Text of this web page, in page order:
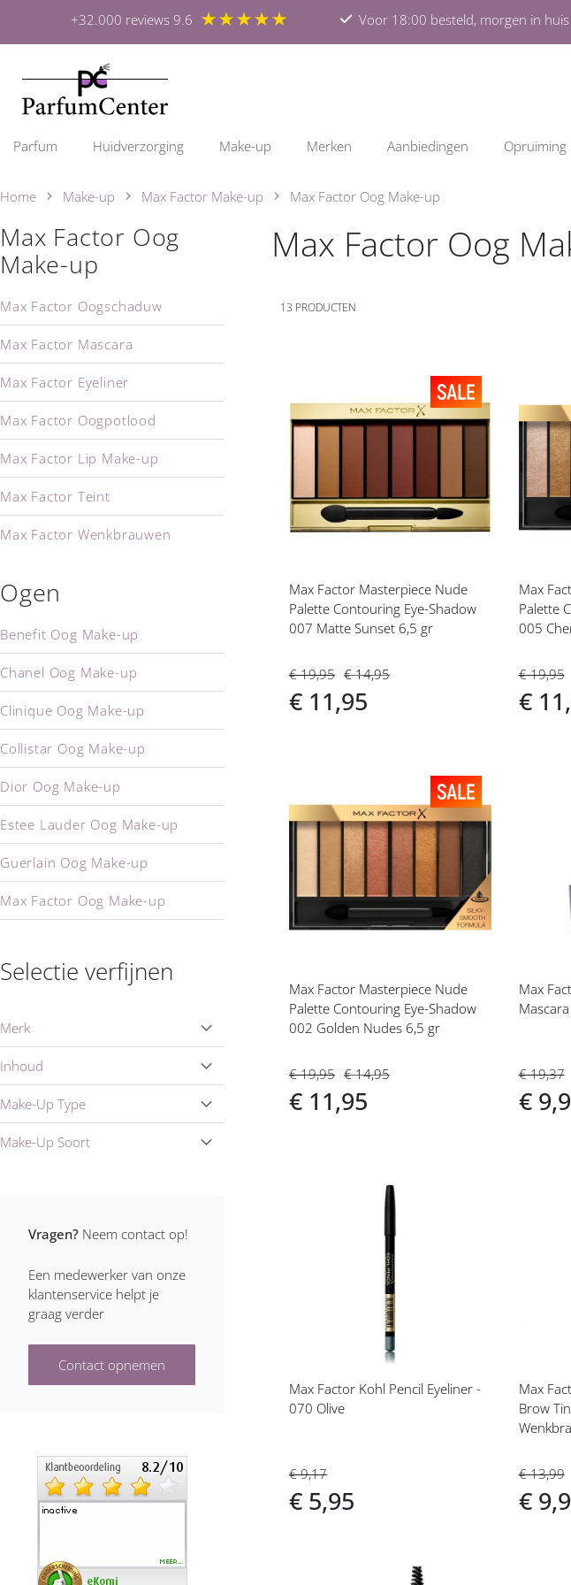
+32.000 reviews 9.6 ★★★★★ Voor 18:00 besteld, morgen in huis
Parfum Huidverzorging Make-up Merken Aanbiedingen Opruiming
Home Make-up Max Factor Make-up Max Factor Oog Make-up
Max Factor Oog
13 PRODUCTEN
Voeg
toe
Max Factor Masterpiece Nude
Palette Contouring Eye-Shadow
007 Matte Sunset 6,5 gr
€ 19,95
€ 11,95
€ 14,95
toe
aan
Max
Palette
005
€ 19,95
€
Voeg
toe
verlanglijst
Max Factor Masterpiece Nude
Palette Contouring Eye-Shadow
002 Golden Nudes 6,5 gr
€ 19,95
€ 11,95
€ 14,95
Max
€ 19,37
€
verlanglijst
Max Factor Kohl Pencil Eyeliner -
070 Olive
€ 9,17
€ 5,95
Max
Brow
€ 13,99
€
Max Factor Oog
Make-up
Max Factor Oogschaduw
Max Factor Mascara
Max Factor Eyeliner
Max Factor Oogpotlood
Max Factor Lip Make-up
Max Factor Teint
Max Factor Wenkbrauwen
Ogen
Benefit Oog Make-up
Chanel Oog Make-up
Clinique Oog Make-up
Collistar Oog Make-up
Dior Oog Make-up
Estee Lauder Oog Make-up
Guerlain Oog Make-up
Max Factor Oog Make-up
Shiseido Oog Make-up
Selectie verfijnen
Merk
Inhoud
Make-Up Type
Make-Up Soort
Vragen? Neem contact op!
Een medewerker van onze
klantenservice helpt je
graag verder
Contact opnemen